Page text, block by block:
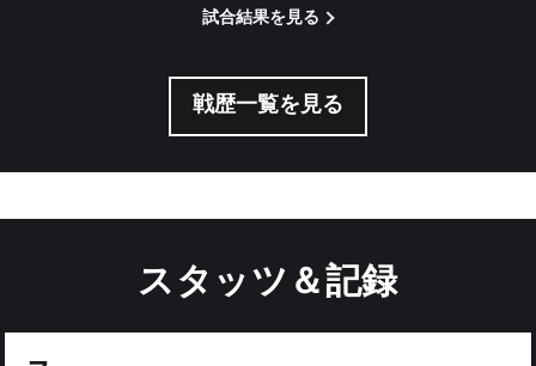
試合結果を見る
戦歴一覧を見る
スタッツ＆記録